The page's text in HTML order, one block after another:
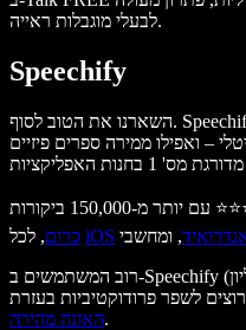
לבעלי מוגבלות ראייה.
Speechify
השארנו את הטוב לסוף. Speechify היא אפליקציית טקסט לדיבור לנייד
– ואפילו ממירה ספרים פיזיים
כרום iOS
רוב המשתמשים ב-Speechify (יותר מ-20 מיליון) הם סטודנטים, אנשי
לשפר פרודוקטיביות בעזרת
האזנה מהירה.